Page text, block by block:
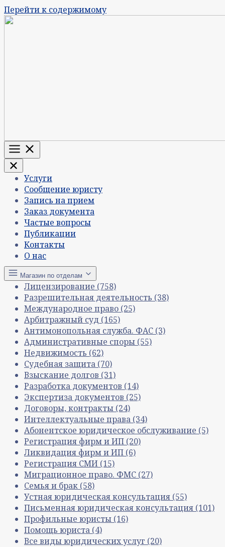
Перейти к содержимому
Меню
Услуги
Сообщение юристу
Запись на прием
Заказ документа
Частые вопросы
Публикации
Контакты
О нас
Магазин по отделам
Лицензирование (758)
Разрешительная деятельность (38)
Международное право (25)
Арбитражный суд (165)
Антимонопольная служба. ФАС (3)
Административные споры (55)
Недвижимость (62)
Судебная защита (70)
Взыскание долгов (31)
Разработка документов (14)
Экспертиза документов (25)
Договоры, контракты (24)
Интеллектуальные права (34)
Абонентское юридическое обслуживание (5)
Регистрация фирм и ИП (20)
Ликвидация фирм и ИП (6)
Регистрация СМИ (15)
Миграционное право. ФМС (27)
Семья и брак (58)
Устная юридическая консультация (55)
Письменная юридическая консультация (101)
Профильные юристы (16)
Помощь юриста (4)
Все виды юридических услуг (20)